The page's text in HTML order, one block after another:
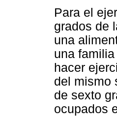
Para el
grados de
una
una
hacer
del mismo
de sexto
ocupados